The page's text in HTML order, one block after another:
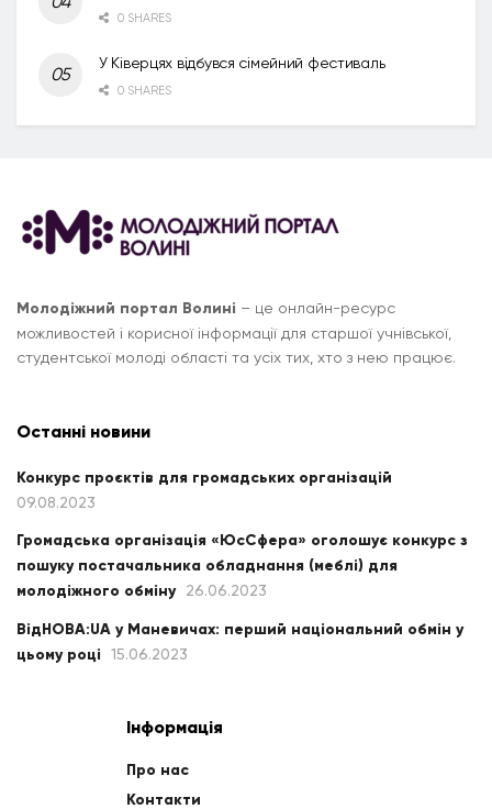
0 SHARES
У Ківерцях відбувся сімейний фестиваль
0 SHARES
Молодіжний портал Волині – це онлайн-ресурс
можливостей і корисної інформації для старшої учнівської,
студентської молоді області та усіх тих, хто з нею працює.
Останні новини
Конкурс проєктів для громадських організацій
09.08.2023
Громадська організація «ЮсСфера» оголошує конкурс з
пошуку постачальника обладнання (меблі) для
молодіжного обміну
26.06.2023
ВідНОВА:UA у Маневичах: перший національний обмін у
цьому році
15.06.2023
Інформація
Про нас
Контакти